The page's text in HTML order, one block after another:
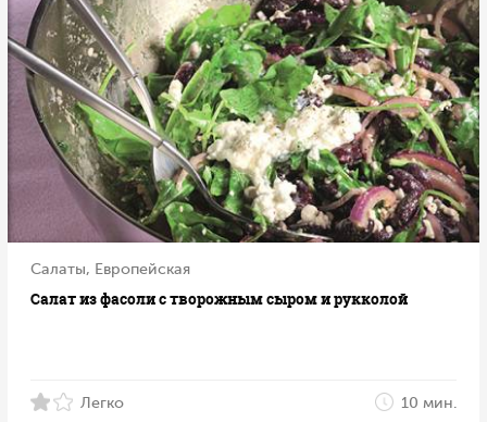
Салаты, Европейская
Салат из фасоли с творожным сыром и рукколой
Легко 10 мин.